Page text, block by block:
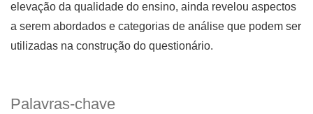
Palavras-chave
elevação da qualidade do ensino, ainda revelou aspectos
a serem abordados e categorias de análise que podem ser
utilizadas na construção do questionário.